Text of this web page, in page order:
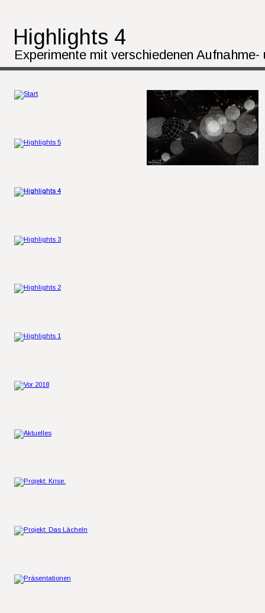
Highlights 4
Experimente mit verschiedenen